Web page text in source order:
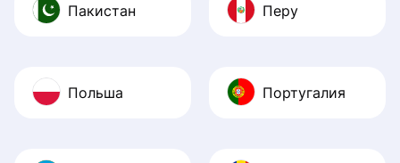
Пакистан Перу
Польша Португалия